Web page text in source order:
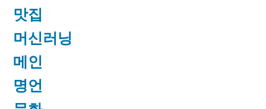
맛집
머신러닝
메인
명언